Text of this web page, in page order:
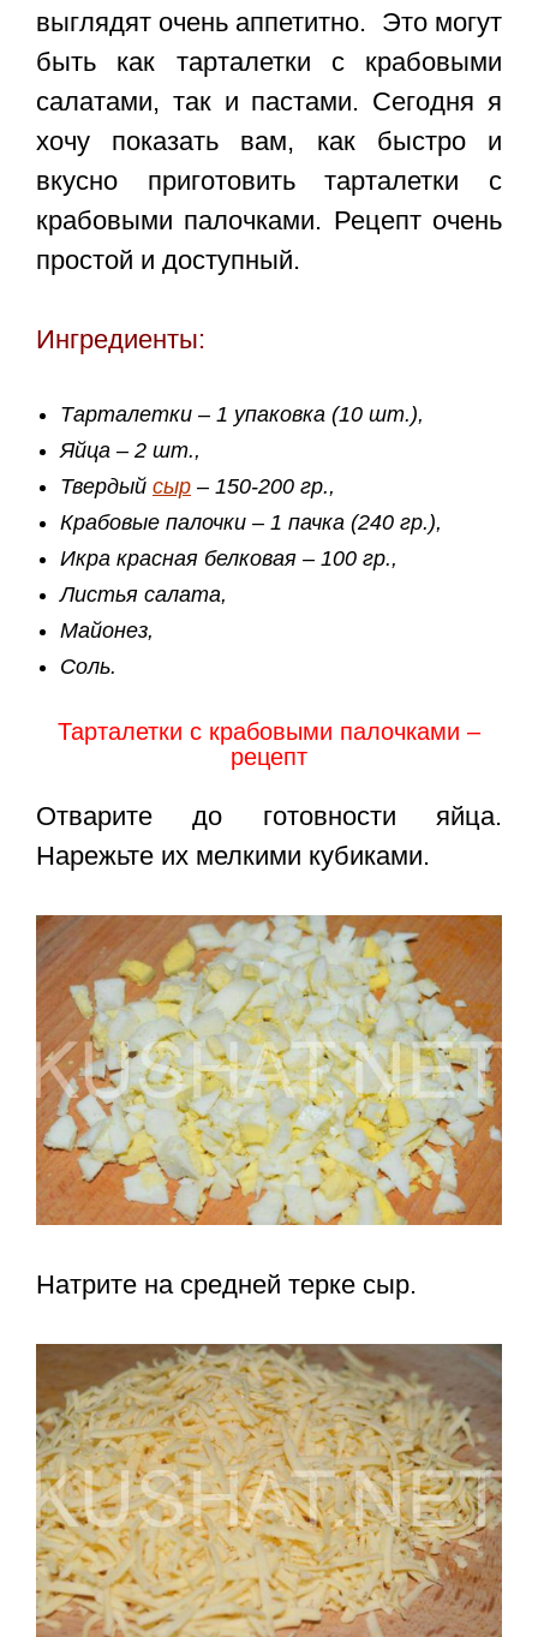
выглядят очень аппетитно. Это могут
быть как тарталетки с крабовыми
салатами, так и пастами. Сегодня я
хочу показать вам, как быстро и
вкусно приготовитьтарталетки с
крабовыми палочками. Рецепт очень
простой и доступный.
Ингредиенты:
Тарталетки – 1 упаковка (10 шт.),
Яйца – 2 шт.,
Твердый сыр – 150-200 гр.,
Крабовые палочки – 1 пачка (240 гр.),
Икра красная белковая – 100 гр.,
Листья салата,
Майонез,
Соль.
Тарталетки с крабовыми палочками –
рецепт
Отварите до готовности яйца.
Нарежьте их мелкими кубиками.
Натрите на средней терке сыр.